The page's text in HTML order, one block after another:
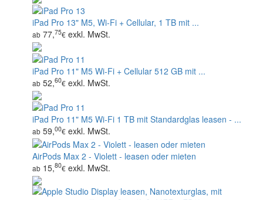
iPad Pro 13" M5, Wi‑Fi + Cellular, 1 TB mit ...
ab 77,75€ exkl. MwSt.
iPad Pro 11" M5 Wi‑Fi + Cellular 512 GB mit ...
ab 52,60€ exkl. MwSt.
iPad Pro 11" M5 Wi‑Fi 1 TB mit Standardglas leasen - ...
ab 59,00€ exkl. MwSt.
AirPods Max 2 - Violett - leasen oder mieten
ab 15,80€ exkl. MwSt.